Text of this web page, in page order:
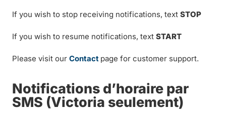
If you wish to stop receiving notifications, text STOP
If you wish to resume notifications, text START
Please visit our Contact page for customer support.
Notifications d’horaire par
SMS (Victoria seulement)